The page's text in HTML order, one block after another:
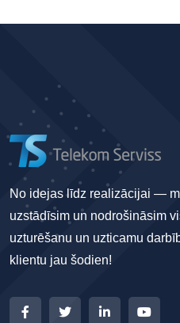
No idejas līdz realizācijai —
uzstādīsim un nodrošināsim
uzturēšanu un uzticamu
klientu jau šodien!